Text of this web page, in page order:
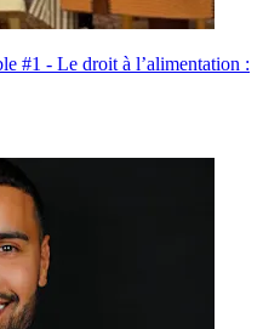
#1 - Le droit à l’alimentation :